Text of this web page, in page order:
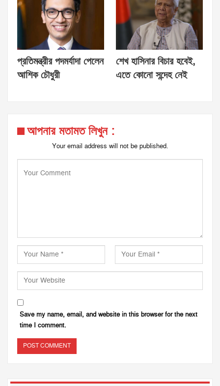
প্রতিমন্ত্রীর পদমর্যাদা পেলেন
আশিক চৌধুরী
শেখ হাসিনার বিচার হবেই,
এতে কোনো সন্দেহ নেই
আপনার মতামত লিখুন :
Your email address will not be published.
Save my name, email, and website in this browser for the next
time I comment.